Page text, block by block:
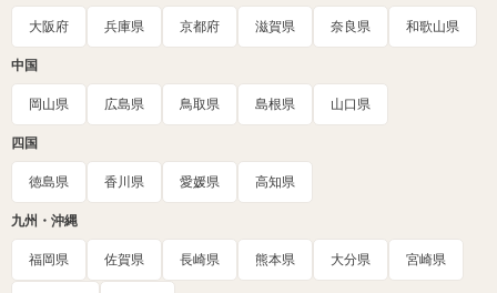
大阪府 兵庫県 京都府 滋賀県 奈良県 和歌山県
中国
岡山県 広島県 鳥取県 島根県 山口県
四国
徳島県 香川県 愛媛県 高知県
九州・沖縄
福岡県 佐賀県 長崎県 熊本県 大分県 宮崎県